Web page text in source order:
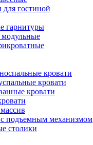
гостиной
гарнитуры
кровати
кровати
кровати
подъемным механизмом
столики